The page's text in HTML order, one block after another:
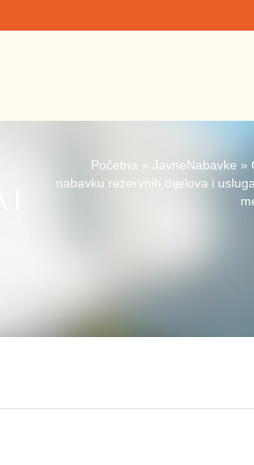
Početna » JavneNabavke »
nabavku rezervnih dijelova i